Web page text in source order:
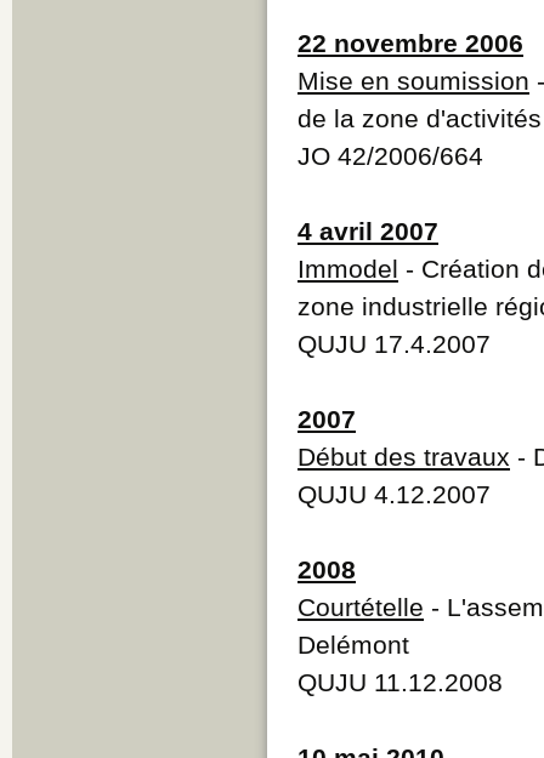
22 novembre 2006
Mise en soumission
de la zone
JO 42/2006/664
4 avril 2007
Immodel - Création
zone industrielle
QUJU 17.4.2007
2007
Début des travaux -
QUJU 4.12.2007
2008
Courtételle -
Delémont
QUJU 11.12.2008